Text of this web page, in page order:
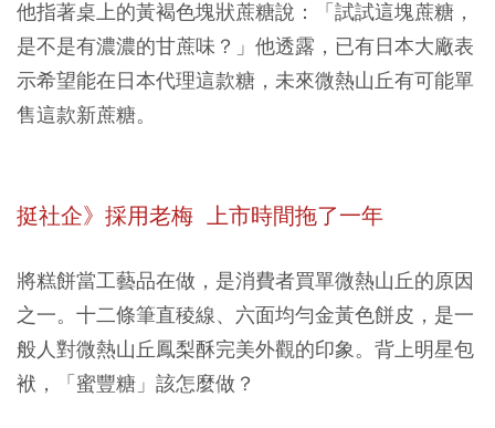
他指著桌上的黃褐色塊狀蔗糖說：「試試這塊蔗糖，
是不是有濃濃的甘蔗味？」他透露，已有日本大廠表
示希望能在日本代理這款糖，未來微熱山丘有可能單
售這款新蔗糖。
挺社企》採用老梅 上市時間拖了一年
將糕餅當工藝品在做，是消費者買單微熱山丘的原因
之一。十二條筆直稜線、六面均勻金黃色餅皮，是一
般人對微熱山丘鳳梨酥完美外觀的印象。背上明星包
袱，「蜜豐糖」該怎麼做？